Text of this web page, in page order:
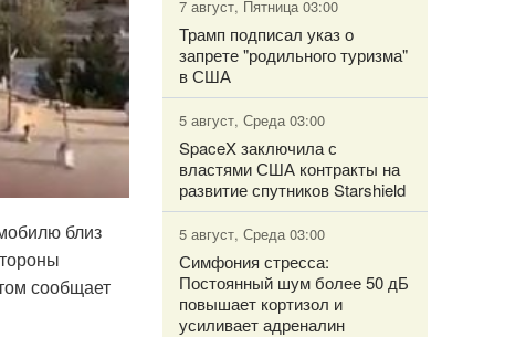
близ
сообщает
7 август, Пятница 03:00
Трамп подписал указ о
запрете "родильного туризма"
в США
5 август, Среда 03:00
SpaceX заключила с
властями США контракты на
развитие спутников Starshield
5 август, Среда 03:00
Симфония стресса:
Постоянный шум более 50 дБ
повышает кортизол и
усиливает адреналин